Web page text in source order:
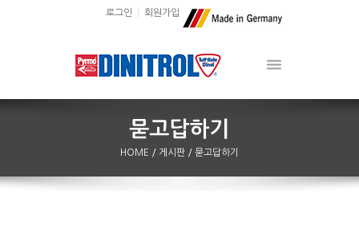
로그인 회원가입
HOME / 게시판 / 묻고답하기